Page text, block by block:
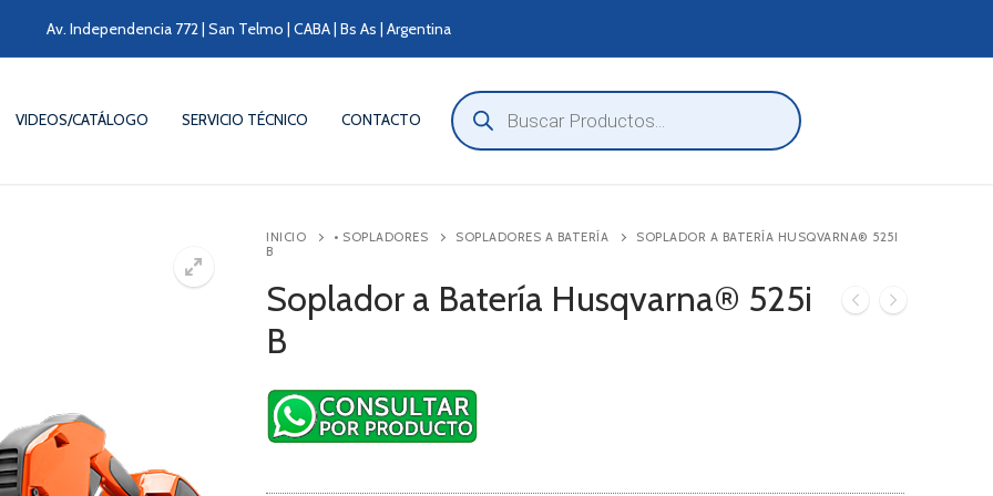
Av. Independencia 772 | San Telmo | CABA | Bs As | Argentina
VIDEOS/CATÁLOGO SERVICIO TÉCNICO CONTACTO
Búsqueda
de
productos
INICIO • SOPLADORES SOPLADORES A BATERÍA
SOPLADOR A BATERÍA HUSQVARNA® 525I
B
Soplador a Batería Husqvarna® 525i
B